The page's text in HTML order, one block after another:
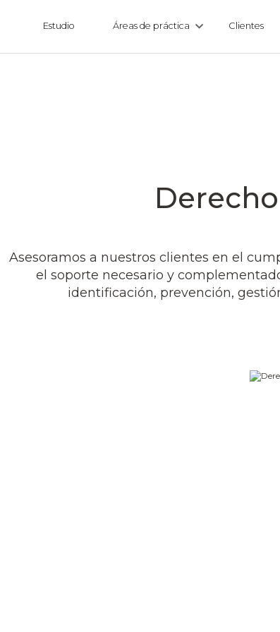
Estudio Áreas de práctica Clientes
Asesoramos a nuestros clientes en el
el soporte necesario y
identificación, prevención,